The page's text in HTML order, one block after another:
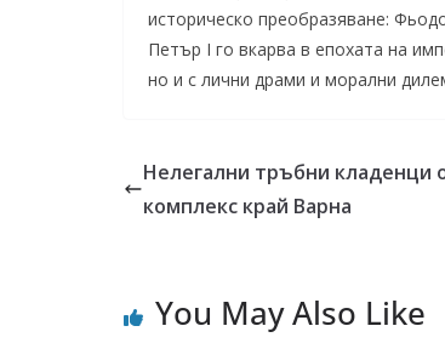
историческо преобразяване:
Петър I го вкарва в епохата на
но и с лични драми и морални
Нелегални тръбни кладенци
комплекс край Варна
You May Also Like